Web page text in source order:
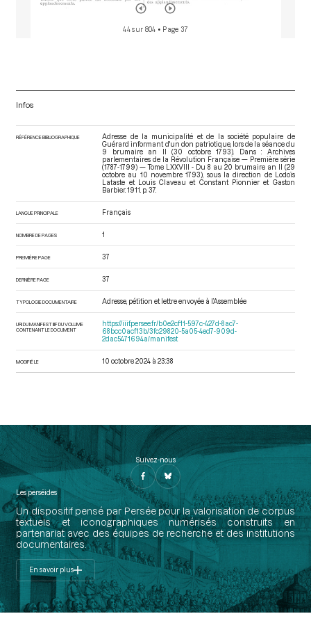
44 sur 804 • Page 37
Infos
RÉFÉRENCE BIBLIOGRAPHIQUE
Adresse de la municipalité et de la société populaire de
Guérard informant d'un don patriotique, lors de la séance du
9 brumaire an II (30 octobre 1793). Dans : Archives
parlementaires de la Révolution Française — Première série
(1787-1799) — Tome LXXVIII - Du 8 au 20 brumaire an II (29
octobre au 10 novembre 1793) , sous la direction de Lodoïs
Lataste et Louis Claveau et Constant Pionnier et Gaston
Barbier. 1911. p. 37.
LANGUE PRINCIPALE Français
NOMBRE DE PAGES 1
PREMIÈRE PAGE 37
DERNIÈRE PAGE 37
TYPOLOGIE DOCUMENTAIRE Adresse, pétition et lettre envoyée à l’Assemblée
URI DU MANIFEST IIIF DU VOLUME
CONTENANT LE DOCUMENT
https://iiif.persee.fr/b0e2cf11-597c-427d-8ac7-
68bcc0acf13b/3fc29820-5a05-4ed7-909d-
2dac5471694a/manifest
MODIFIÉ LE 10 octobre 2024 à 23:38
Suivez-nous
Les perséides
Un dispositif pensé par Persée pour la valorisation de corpus
textuels et iconographiques numérisés construits en
partenariat avec des équipes de recherche et des institutions
documentaires.
En savoir plus